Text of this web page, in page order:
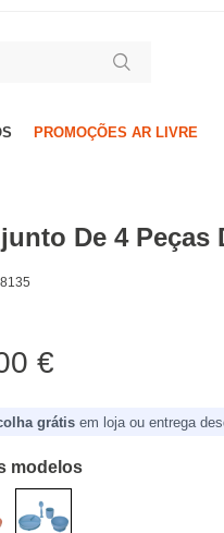
PROMOÇÕES AR LIVRE
De 4 Peças
€
grátis em loja ou entrega
modelos